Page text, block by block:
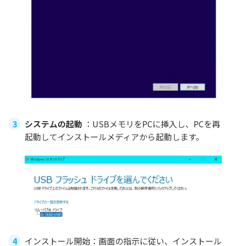
システムの起動 ：USBメモリをPCに挿入し、PCを再
起動してインストールメディアから起動します。
インストール開始：画面の指示に従い、インストール